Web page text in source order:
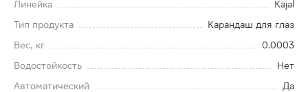
Линейка
Kajal
Тип продукта
Карандаш для глаз
Вес, кг
0.0003
Водостойкость
Нет
Автоматический
Да